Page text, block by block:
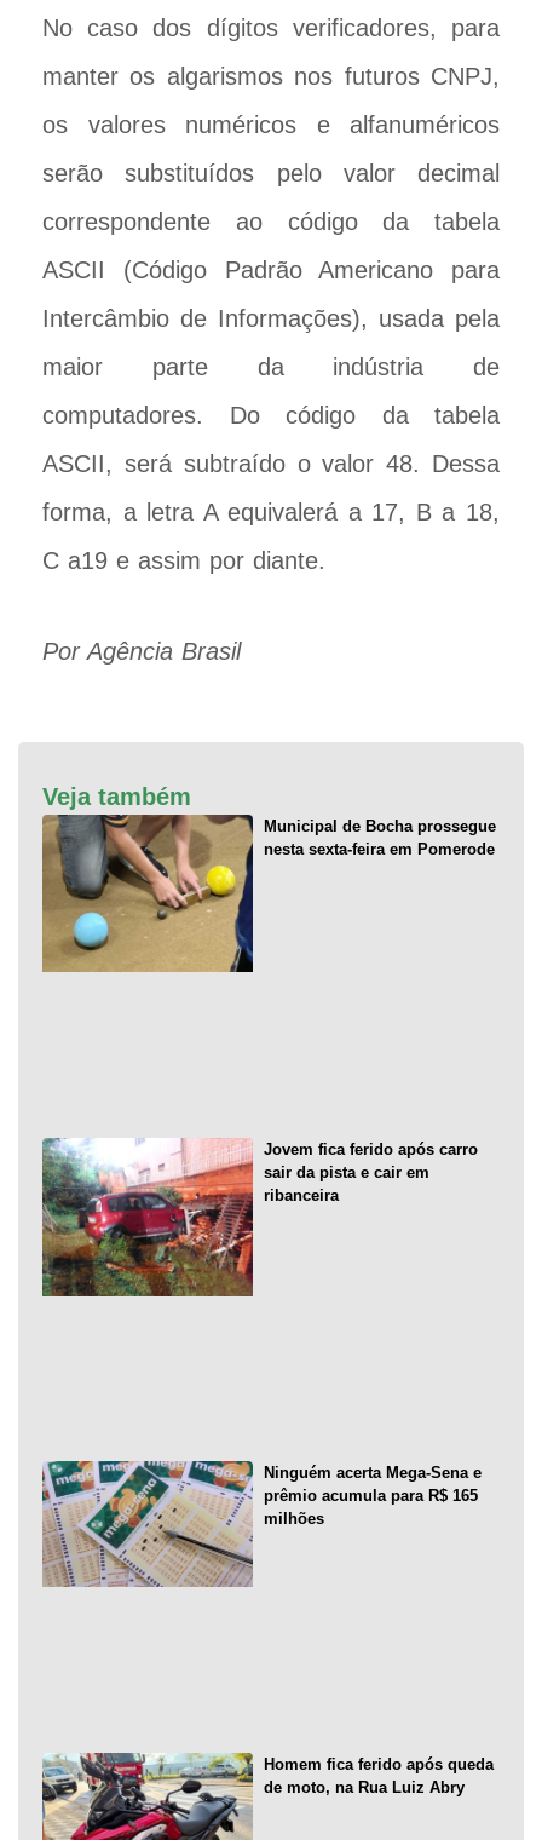
No caso dos dígitos verificadores, para
manter os algarismos nos futuros CNPJ,
os valores numéricos e alfanuméricos
serão substituídos pelo valor decimal
correspondente ao código da tabela
ASCII (Código Padrão Americano para
Intercâmbio de Informações), usada pela
maior parte da indústria de
computadores. Do código da tabela
ASCII, será subtraído o valor 48. Dessa
forma, a letra A equivalerá a 17, B a 18,
C a19 e assim por diante.
Por Agência Brasil
Veja também
Municipal de Bocha prossegue
nesta sexta-feira em Pomerode
Jovem fica ferido após carro
sair da pista e cair em
ribanceira
Ninguém acerta Mega-Sena e
prêmio acumula para R$ 165
milhões
Homem fica ferido após queda
de moto, na Rua Luiz Abry